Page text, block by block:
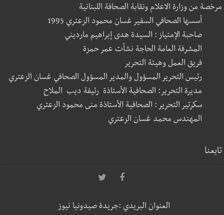
مرخصة من وزارة الاعلام ونقابة الصحافة اللبنانية
أسسها الصحافي السفير غسان محمود الزعتري 1995
صاحبة الإمتياز : السيدة هدى إبراهيم مارديني
المشرفة العامة الحاجة نشأت عمر حمزة
فريق العمل وهيئة التحرير
رئيس التحرير المسؤول والمدير المسؤول الصحافي غسان الزعتري
مديرة التحرير: الصحافية الأستاذة رئيفة ديب الملاح
سكرتير التحرير : الصحافية الأستاذة منى محمود الزعتري
المهندس محمد غسان الزعتري
تابعنا
العنوان البريدي :جريدة صيدونيا نيوز